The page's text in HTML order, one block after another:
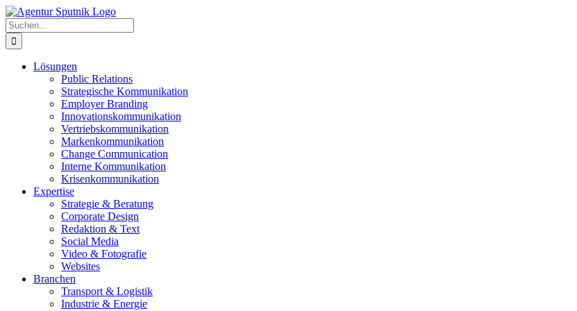
Zum
Inhalt
springen
Suche
nach:
Lösungen
Public Relations
Strategische Kommunikation
Employer Branding
Innovationskommunikation
Vertriebskommunikation
Markenkommunikation
Change Communication
Interne Kommunikation
Krisenkommunikation
Expertise
Strategie & Beratung
Corporate Design
Redaktion & Text
Social Media
Video & Fotografie
Websites
Branchen
Transport & Logistik
Industrie & Energie